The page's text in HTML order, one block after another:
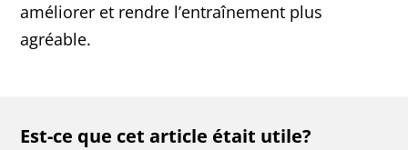
améliorer et rendre l’entraînement plus
agréable.
Est-ce que cet article était utile?